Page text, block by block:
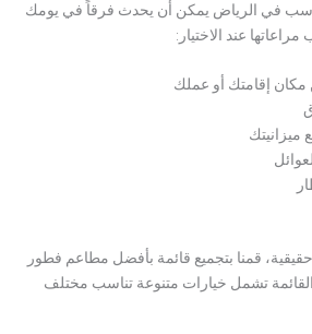
في الرياض يمكن أن يحدث فرقاً في يومك
عند الاختيار:
إقامتك أو عملك
ميزانيتك
قمنا بتجميع قائمة بأفضل مطاعم فطور
تشمل خيارات متنوعة تناسب مختلف